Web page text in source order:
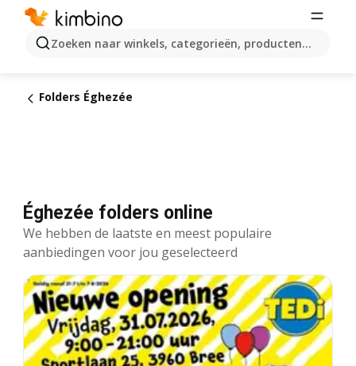
Zoeken naar winkels, categorieën, producten...
Folders Éghezée
Éghezée folders online
We hebben de laatste en meest populaire
aanbiedingen voor jou geselecteerd